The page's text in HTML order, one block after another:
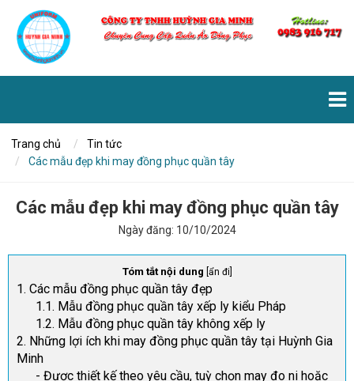
Trang chủ
Tin tức
Các mẫu đẹp khi may đồng phục quần tây
Các mẫu đẹp khi may đồng phục quần tây
Ngày đăng: 10/10/2024
Tóm tắt nội dung ẩn đi
1. Các mẫu đồng phục quần tây đẹp
1.1. Mẫu đồng phục quần tây xếp ly kiểu Pháp
1.2. Mẫu đồng phục quần tây không xếp ly
2. Những lợi ích khi may đồng phục quần tây tại Huỳnh Gia
Minh
- Được thiết kế theo yêu cầu, tuỳ chọn may đo ni hoặc